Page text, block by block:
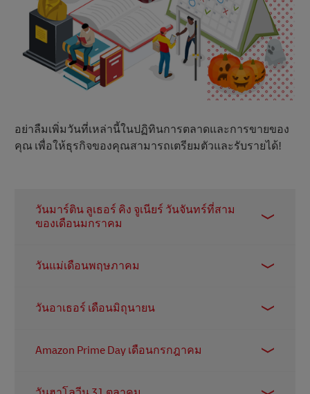
อย่าลืมเพิ่มวันที่เหล่านี้ในปฏิทินการตลาดและการขายของ
คุณ เพื่อให้ธุรกิจของคุณสามารถเตรียมตัวและรับรายได้!
วันมาร์ติน ลูเธอร์ คิง จูเนียร์ วันจันทร์ที่สาม
ของเดือนมกราคม
ขายเพื่อเคลียร์สต็อกคริสต์มาสที่เหลือ
วันแม่เดือนพฤษภาคม
คุณแม่ด้วยดอกไม้ ช็อคโกแลต และเครื่องประดับ
วันอาเธอร์ เดือนมิถุนายน
วันของตัวเองในเดือนมิถุนายน
Amazon Prime Day เดือนกรกฎาคม